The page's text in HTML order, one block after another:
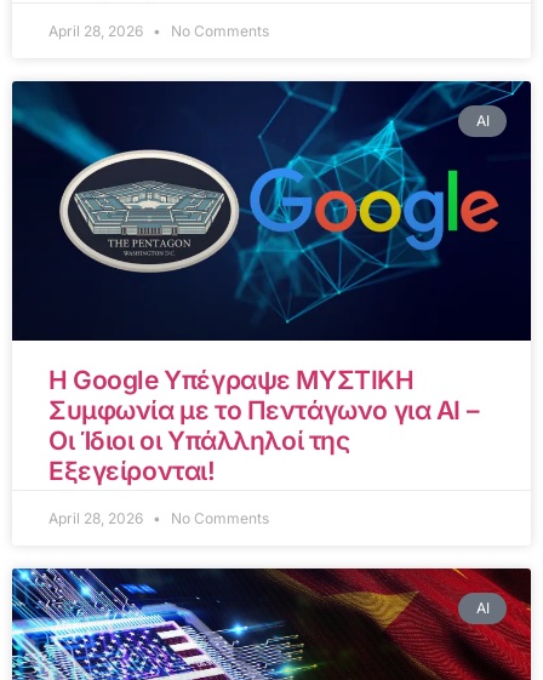
April 28, 2026 No Comments
AI
Η Google Υπέγραψε ΜΥΣΤΙΚΗ
Συμφωνία με το Πεντάγωνο για AI –
Οι Ίδιοι οι Υπάλληλοί της
Εξεγείρονται!
April 28, 2026 No Comments
AI